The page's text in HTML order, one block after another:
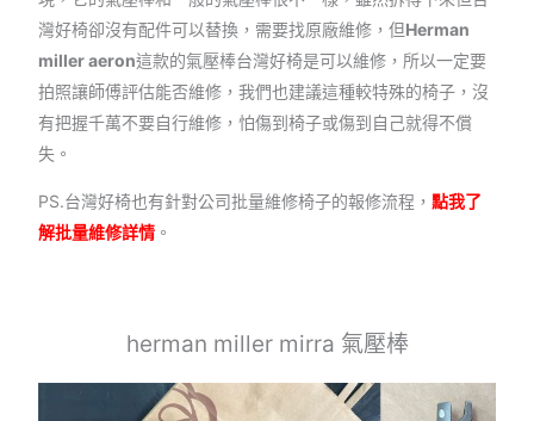
灣好椅卻沒有配件可以替換，需要找原廠維修，但Herman
miller aeron這款的氣壓棒台灣好椅是可以維修，所以一定要
拍照讓師傅評估能否維修，我們也建議這種較特殊的椅子，沒
有把握千萬不要自行維修，怕傷到椅子或傷到自己就得不償
失。
PS.台灣好椅也有針對公司批量維修椅子的報修流程， 點我了
解批量維修詳情。
herman miller mirra 氣壓棒